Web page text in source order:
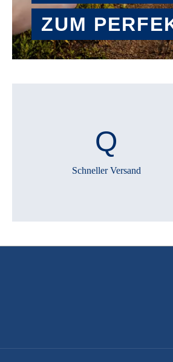
ZUM
BERATER STARTEN
Schneller Versand